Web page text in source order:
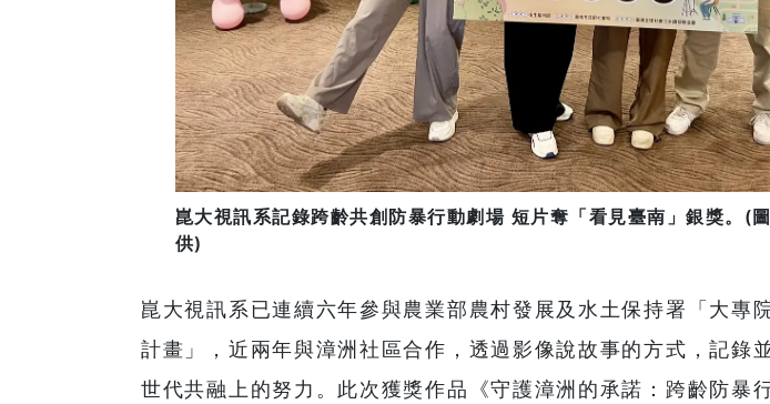
崑大視訊系記錄跨齡共創防暴行動劇場 短片奪「看見臺南」銀獎。(
供)
崑大視訊系已連續六年參與農業部農村發展及水土保持署「大專
計畫」，近兩年與漳洲社區合作，透過影像說故事的方式，記錄
世代共融上的努力。此次獲獎作品《守護漳洲的承諾：跨齡防暴